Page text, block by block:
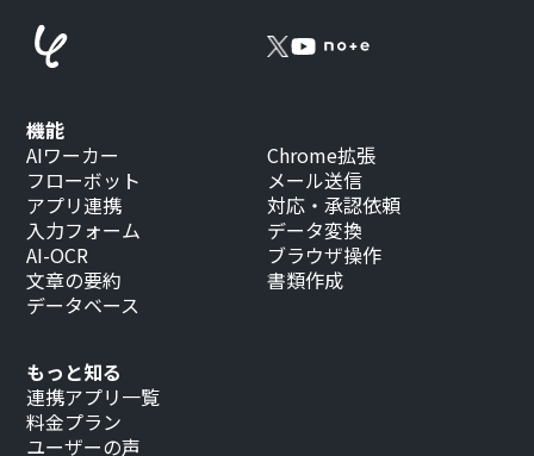
もっと知る
連携アプリ一覧
料金プラン
ユーザーの声
機能
AIワーカー
フローボット
アプリ連携
入力フォーム
AI-OCR
文章の要約
データベース
Chrome拡張
メール送信
対応・承認依頼
データ変換
ブラウザ操作
書類作成